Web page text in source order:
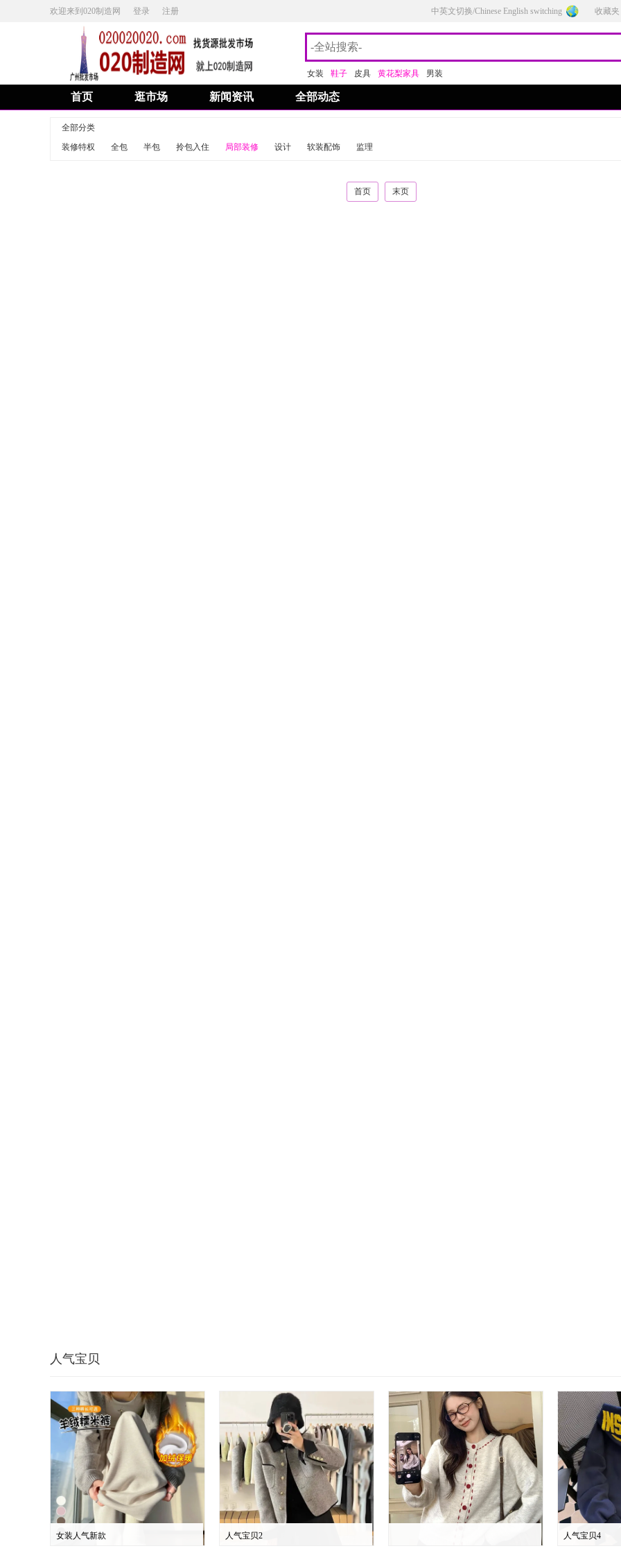
欢迎来到020制造网 登录 注册 中英文切换/Chinese English switching 收藏夹
女装 鞋子 皮具 黄花梨家具 男装
首页 逛市场 新闻资讯 全部动态
全部分类
装修特权
全包 半包 拎包入住 局部装修 设计 软装配饰 监理
首页 末页
人气宝贝
女装人气新款 人气宝贝2 人气宝贝4